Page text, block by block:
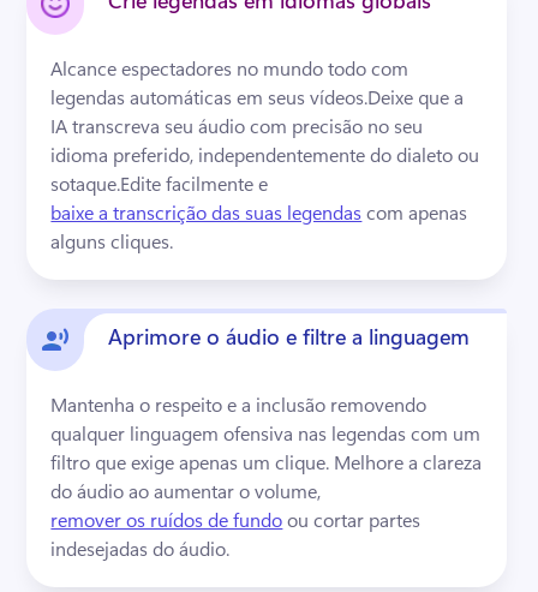
Alcance espectadores no mundo todo com
legendas automáticas em seus vídeos.Deixe que a
IA transcreva seu áudio com precisão no seu
idioma preferido, independentemente do dialeto ou
sotaque.Edite facilmente e
baixe a transcrição das suas legendas com apenas
alguns cliques.
Aprimore o áudio e filtre a linguagem
Mantenha o respeito e a inclusão removendo
qualquer linguagem ofensiva nas legendas com um
filtro que exige apenas um clique. Melhore a clareza
do áudio ao aumentar o volume,
remover os ruídos de fundo ou cortar partes
indesejadas do áudio.